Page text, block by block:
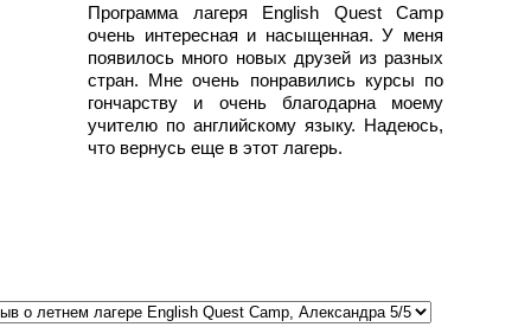
Программа лагеря English Quest Camp
очень интересная и насыщенная. У меня
появилось много новых друзей из разных
стран. Мне очень понравились курсы по
гончарству и очень благодарна моему
учителю по английскому языку. Надеюсь,
что вернусь еще в этот лагерь.